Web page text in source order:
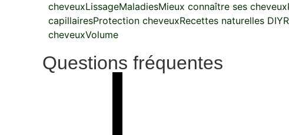
cheveuxLissageMaladiesMieux connaître ses cheveux
capillairesProtection cheveuxRecettes naturelles DIY
cheveuxVolume
Questions fréquentes